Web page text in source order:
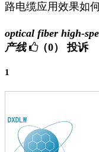
路电缆应用效果如
optical fiber high-
产线
（0） 投诉
1